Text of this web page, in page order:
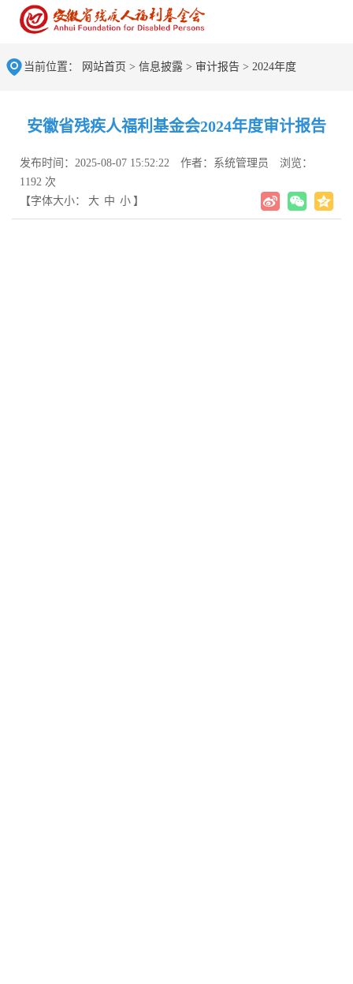
当前位置： 网站首页 > 信息披露 > 审计报告 > 2024年度
安徽省残疾人福利基金会2024年度审计报告
发布时间：2025-08-07 15:52:22 作者：系统管理员
浏览：
1192 次
【字体大小：
大 中 小 】